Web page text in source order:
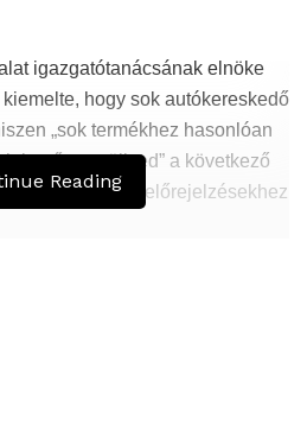
igazgatótanácsának elnöke
hogy sok autókereskedő
„sok termékhez hasonlóan
süllyed” a következő
az értékesítési előrejelzésekhez
Reading